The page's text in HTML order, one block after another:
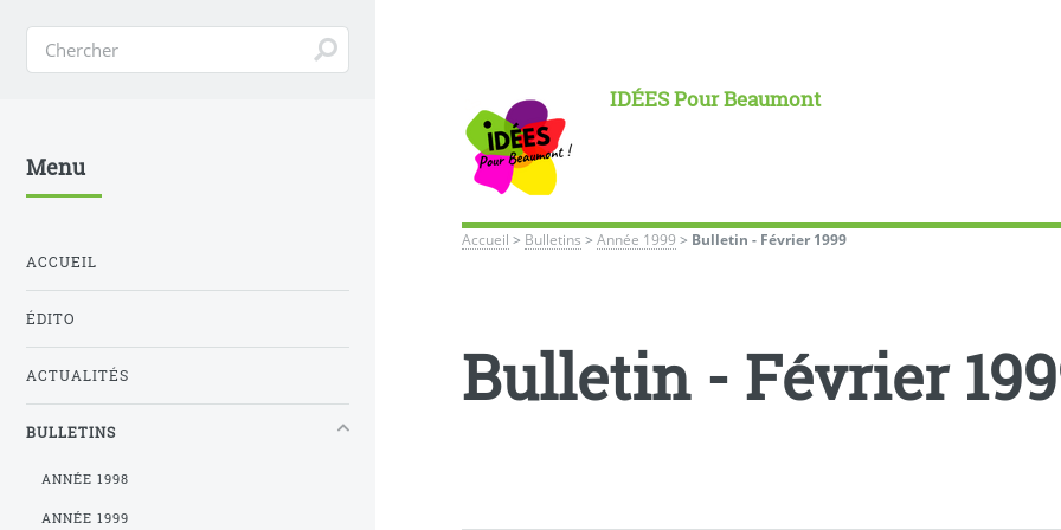
IDÉES Pour Beaumont
Accueil > Bulletins >Année 1999 > Bulletin - Février 1999
Bulletin - Février
Menu
ACCUEIL
ÉDITO
ACTUALITÉS
BULLETINS
ANNÉE 1998
ANNÉE 1999